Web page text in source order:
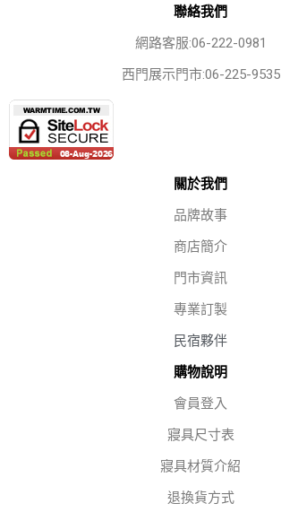
聯絡我們
網路客服:06-222-0981
西門展示門市:06-225-9535
關於我們
品牌故事
商店簡介
門市資訊
專業訂製
民宿夥伴
購物說明
會員登入
寢具尺寸表
寢具材質介紹
退換貨方式